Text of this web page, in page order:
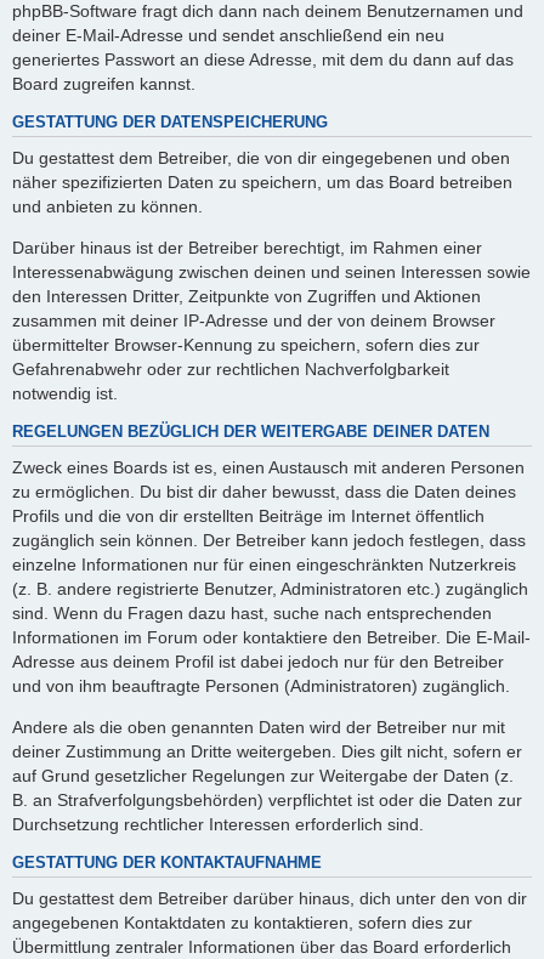
phpBB-Software fragt dich dann nach deinem Benutzernamen und
deiner E-Mail-Adresse und sendet anschließend ein neu
generiertes Passwort an diese Adresse, mit dem du dann auf das
Board zugreifen kannst.
GESTATTUNG DER DATENSPEICHERUNG
Du gestattest dem Betreiber, die von dir eingegebenen und oben
näher spezifizierten Daten zu speichern, um das Board betreiben
und anbieten zu können.
Darüber hinaus ist der Betreiber berechtigt, im Rahmen einer
Interessenabwägung zwischen deinen und seinen Interessen sowie
den Interessen Dritter, Zeitpunkte von Zugriffen und Aktionen
zusammen mit deiner IP-Adresse und der von deinem Browser
übermittelter Browser-Kennung zu speichern, sofern dies zur
Gefahrenabwehr oder zur rechtlichen Nachverfolgbarkeit
notwendig ist.
REGELUNGEN BEZÜGLICH DER WEITERGABE DEINER DATEN
Zweck eines Boards ist es, einen Austausch mit anderen Personen
zu ermöglichen. Du bist dir daher bewusst, dass die Daten deines
Profils und die von dir erstellten Beiträge im Internet öffentlich
zugänglich sein können. Der Betreiber kann jedoch festlegen, dass
einzelne Informationen nur für einen eingeschränkten Nutzerkreis
(z. B. andere registrierte Benutzer, Administratoren etc.) zugänglich
sind. Wenn du Fragen dazu hast, suche nach entsprechenden
Informationen im Forum oder kontaktiere den Betreiber. Die E-Mail-
Adresse aus deinem Profil ist dabei jedoch nur für den Betreiber
und von ihm beauftragte Personen (Administratoren) zugänglich.
Andere als die oben genannten Daten wird der Betreiber nur mit
deiner Zustimmung an Dritte weitergeben. Dies gilt nicht, sofern er
auf Grund gesetzlicher Regelungen zur Weitergabe der Daten (z.
B. an Strafverfolgungsbehörden) verpflichtet ist oder die Daten zur
Durchsetzung rechtlicher Interessen erforderlich sind.
GESTATTUNG DER KONTAKTAUFNAHME
Du gestattest dem Betreiber darüber hinaus, dich unter den von dir
angegebenen Kontaktdaten zu kontaktieren, sofern dies zur
Übermittlung zentraler Informationen über das Board erforderlich